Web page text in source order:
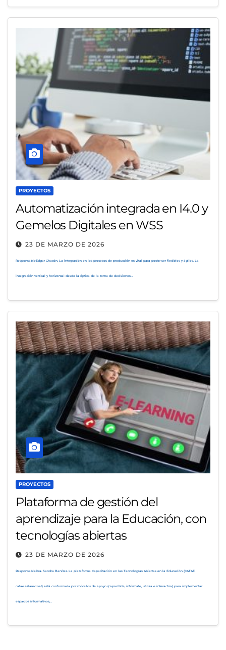
PROYECTOS
Automatización integrada en I4.0 y
Gemelos Digitales en WSS
23 DE MARZO DE 2026
ResponsableEdgar Chacón. La integración en los procesos de producción es vital para poder ser flexibles y ágiles. La
integración vertical y horizontal desde la óptica de la toma de decisiones…
PROYECTOS
Plataforma de gestión del
aprendizaje para la Educación, con
tecnologías abiertas
23 DE MARZO DE 2026
ResponsableDra. Sandra Benítez. La plataforma Capacitación en las Tecnologías Abiertas en la Educación (CATAE,
catae.eslared.net) está conformada por módulos de apoyo (capacítate, infórmate, utiliza e interactúa) para implementar
espacios informativos,…